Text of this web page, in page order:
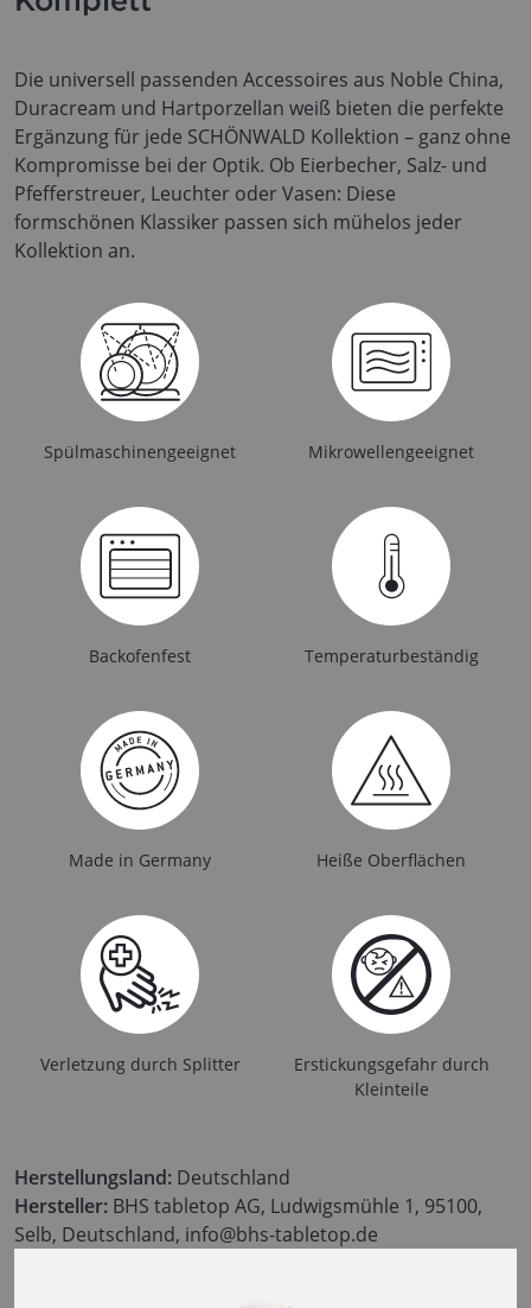
Die universell passenden Accessoires aus Noble China,
Duracream und Hartporzellan weiß bieten die perfekte
Ergänzung für jede SCHÖNWALD Kollektion – ganz ohne
Kompromisse bei der Optik. Ob Eierbecher, Salz- und
Pfefferstreuer, Leuchter oder Vasen: Diese
formschönen Klassiker passen sich mühelos jeder
Kollektion an.
Spülmaschinengeeignet Mikrowellengeeignet
Backofenfest Temperaturbeständig
Made in Germany Heiße Oberflächen
Verletzung durch Splitter
Erstickungsgefahr durch
Kleinteile
Herstellungsland: Deutschland
Hersteller: BHS tabletop AG, Ludwigsmühle 1, 95100,
Selb, Deutschland, info@bhs-tabletop.de